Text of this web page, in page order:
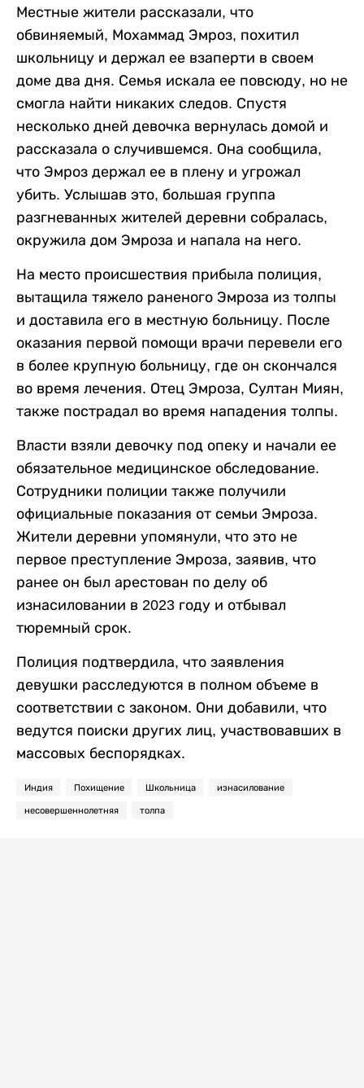
Местные жители рассказали, что
обвиняемый, Мохаммад Эмроз, похитил
школьницу и держал ее взаперти в своем
доме два дня. Семья искала ее повсюду, но не
смогла найти никаких следов. Спустя
несколько дней девочка вернулась домой и
рассказала о случившемся. Она сообщила,
что Эмроз держал ее в плену и угрожал
убить. Услышав это, большая группа
разгневанных жителей деревни собралась,
окружила дом Эмроза и напала на него.
На место происшествия прибыла полиция,
вытащила тяжело раненого Эмроза из толпы
и доставила его в местную больницу. После
оказания первой помощи врачи перевели его
в более крупную больницу, где он скончался
во время лечения. Отец Эмроза, Султан Миян,
также пострадал во время нападения толпы.
Власти взяли девочку под опеку и начали ее
обязательное медицинское обследование.
Сотрудники полиции также получили
официальные показания от семьи Эмроза.
Жители деревни упомянули, что это не
первое преступление Эмроза, заявив, что
ранее он был арестован по делу об
изнасиловании в 2023 году и отбывал
тюремный срок.
Полиция подтвердила, что заявления
девушки расследуются в полном объеме в
соответствии с законом. Они добавили, что
ведутся поиски других лиц, участвовавших в
массовых беспорядках.
Индия Похищение Школьница изнасилование
несовершеннолетняя толпа